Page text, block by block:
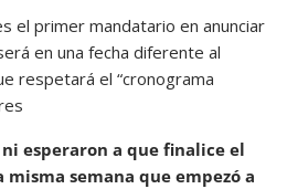
el primer mandatario en anunciar
en una fecha diferente al
respetará el “cronograma
esperaron a que finalice el
semana que empezó a